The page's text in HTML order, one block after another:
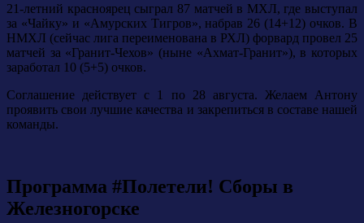
21-летний красноярец сыграл 87 матчей в МХЛ, где выступал
за «Чайку» и «Амурских Тигров», набрав 26 (14+12) очков. В
НМХЛ (сейчас лига переименована в РХЛ) форвард провел 25
матчей за «Гранит-Чехов» (ныне «Ахмат-Гранит»), в которых
заработал 10 (5+5) очков.
Соглашение действует с 1 по 28 августа. Желаем Антону
проявить свои лучшие качества и закрепиться в составе нашей
команды.
Программа #Полетели! Сборы в
Железногорске